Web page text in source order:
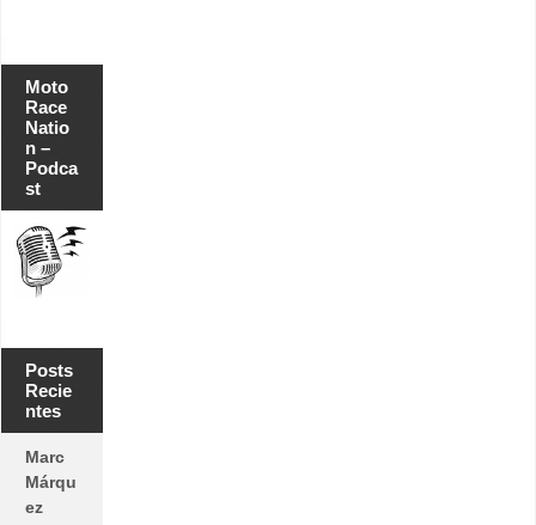
Moto
Race
Natio
n –
Podca
st
Posts
Recie
ntes
Marc
Márqu
ez